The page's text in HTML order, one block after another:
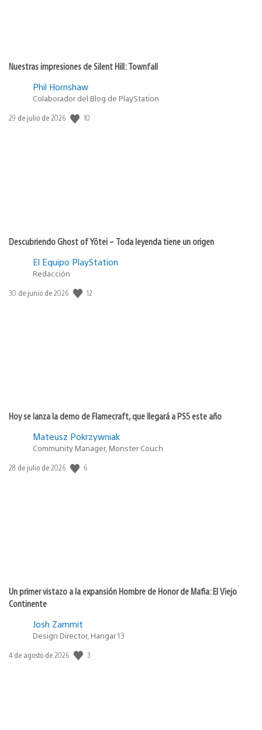
Nuestras impresiones de Silent Hill: Townfall
Phil Hornshaw
Colaborador del Blog de PlayStation
Fecha
29 de julio de 2026 10
Descubriendo Ghost of Yōtei – Toda leyenda tiene un origen
El Equipo PlayStation
Redacción
Fecha
30 de junio de 2026 12
Hoy se lanza la demo de Flamecraft, que llegará a PS5 este año
Mateusz Pokrzywniak
Community Manager, Monster Couch
Fecha
28 de julio de 2026 6
Un primer vistazo a la expansión Hombre de Honor de Mafia: El Viejo
Continente
Josh Zammit
Design Director, Hangar 13
Fecha
4 de agosto de 2026 3